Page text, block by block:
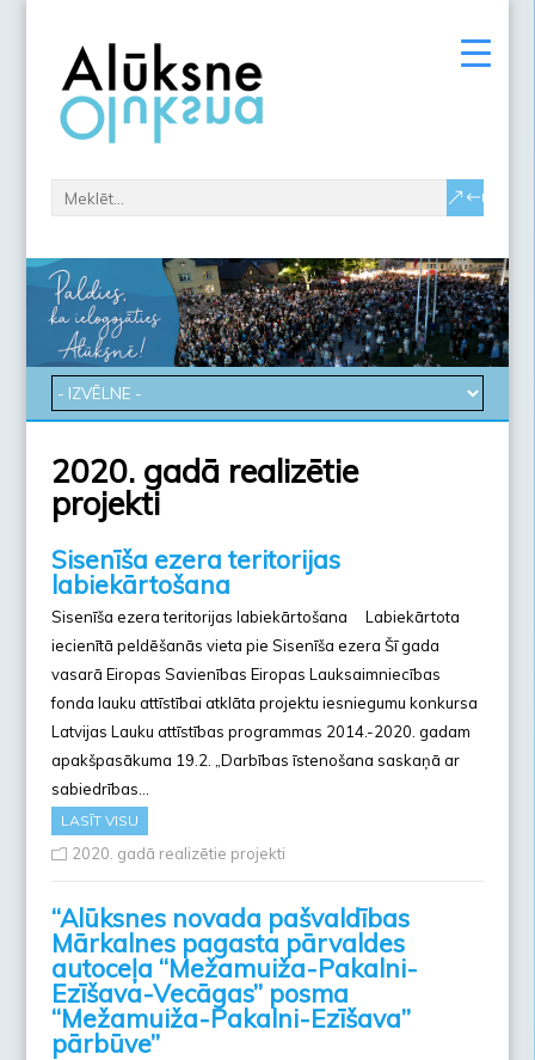
2020. gadā realizētie
projekti
Sisenīša ezera teritorijas
labiekārtošana
Sisenīša ezera teritorijas labiekārtošana Labiekārtota
iecienītā peldēšanās vieta pie Sisenīša ezera Šī gada
vasarā Eiropas Savienības Eiropas Lauksaimniecības
fonda lauku attīstībai atklāta projektu iesniegumu konkursa
Latvijas Lauku attīstības programmas 2014.-2020. gadam
apakšpasākuma 19.2. „Darbības īstenošana saskaņā ar
sabiedrības…
LASĪT VISU
2020. gadā realizētie projekti
“Alūksnes novada pašvaldības
Mārkalnes pagasta pārvaldes
autoceļa “Mežamuiža-Pakalni-
Ezīšava-Vecāgas” posma
“Mežamuiža-Pakalni-Ezīšava”
pārbūve”